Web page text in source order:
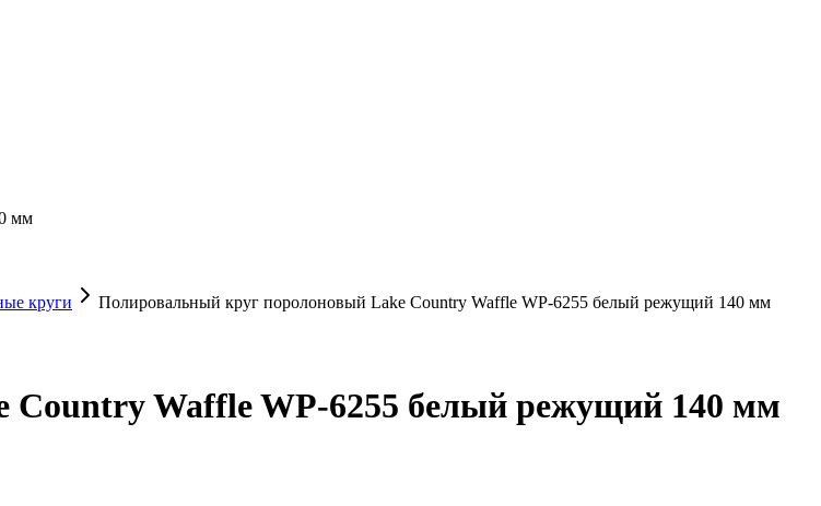
мм
круги
Полировальный круг поролоновый Lake Country Waffle WP-6255 белый режущий 140 мм
Waffle WP-6255 белый режущий 140 мм